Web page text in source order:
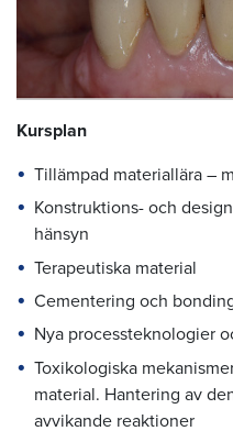
Kursplan
Tillämpad materiallära –
Konstruktions- och
hänsyn
Terapeutiska material
Cementering och
Nya processteknologier
Toxikologiska
material. Hantering av
avvikande reaktioner